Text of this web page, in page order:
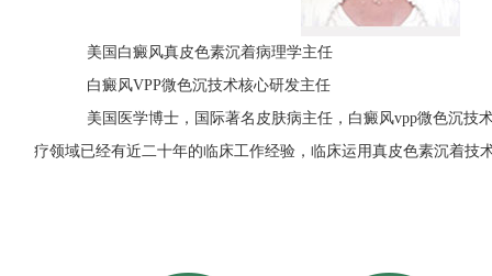
美国白癜风真皮色素沉着病理学主任
白癜风VPP微色沉技术核心研发主任
美国医学博士，国际著名皮肤病主任，白癜风vpp微色沉技
疗领域已经有近二十年的临床工作经验，临床运用真皮色素沉着技